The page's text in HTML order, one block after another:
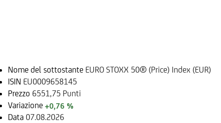
Nome del sottostante EURO STOXX 50® (Price) Index (EUR)
ISIN EU0009658145
Prezzo 6551,75 Punti
Variazione +0,76 %
Data 07.08.2026